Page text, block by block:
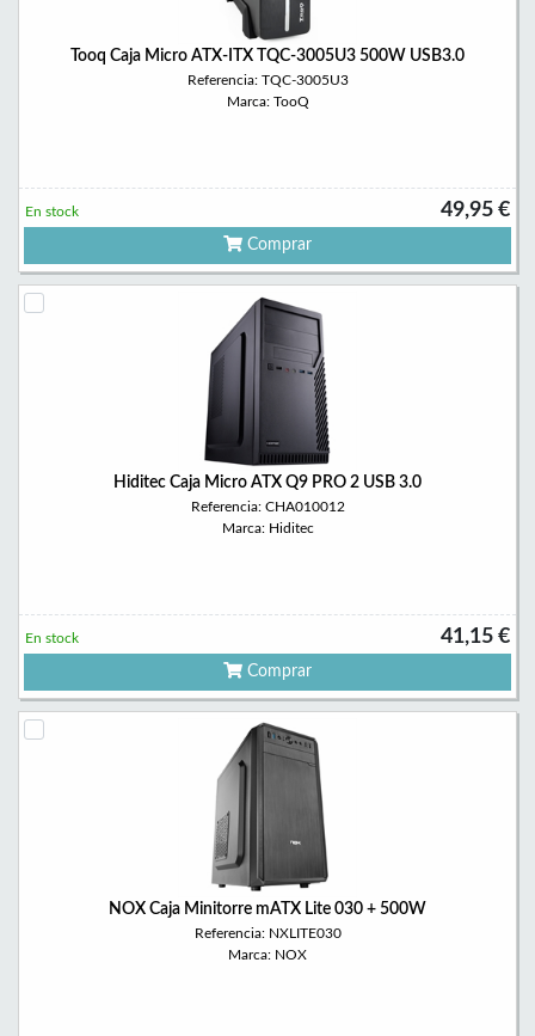
Tooq Caja Micro ATX-ITX TQC-3005U3 500W USB3.0
Referencia: TQC-3005U3
Marca: TooQ
49,95 €
En stock
Comprar
Hiditec Caja Micro ATX Q9 PRO 2 USB 3.0
Referencia: CHA010012
Marca: Hiditec
41,15 €
En stock
Comprar
NOX Caja Minitorre mATX Lite 030 + 500W
Referencia: NXLITE030
Marca: NOX